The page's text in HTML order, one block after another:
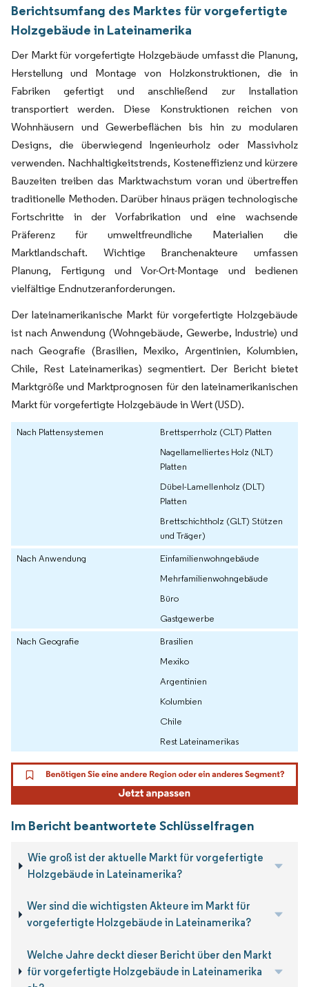
Berichtsumfang des Marktes für vorgefertigte
Holzgebäude in Lateinamerika
Der Markt für vorgefertigte Holzgebäude umfasst die Planung,
Herstellung und Montage von Holzkonstruktionen, die in
Fabriken gefertigt und anschließend zur Installation
transportiert werden. Diese Konstruktionen reichen von
Wohnhäusern und Gewerbeflächen bis hin zu modularen
Designs, die überwiegend Ingenieurholz oder Massivholz
verwenden. Nachhaltigkeitstrends, Kosteneffizienz und kürzere
Bauzeiten treiben das Marktwachstum voran und übertreffen
traditionelle Methoden. Darüber hinaus prägen technologische
Fortschritte in der Vorfabrikation und eine wachsende
Präferenz für umweltfreundliche Materialien die
Marktlandschaft. Wichtige Branchenakteure umfassen
Planung, Fertigung und Vor-Ort-Montage und bedienen
vielfältige Endnutzeranforderungen.
Der lateinamerikanische Markt für vorgefertigte Holzgebäude
ist nach Anwendung (Wohngebäude, Gewerbe, Industrie) und
nach Geografie (Brasilien, Mexiko, Argentinien, Kolumbien,
Chile, Rest Lateinamerikas) segmentiert. Der Bericht bietet
Marktgröße und Marktprognosen für den lateinamerikanischen
Markt für vorgefertigte Holzgebäude in Wert (USD).
Nach Plattensystemen
Brettsperrholz (CLT) Platten
Nagellamelliertes Holz (NLT)
Platten
Dübel-Lamellenholz (DLT)
Platten
Brettschichtholz (GLT) Stützen
und Träger)
Nach Anwendung
Einfamilienwohngebäude
Mehrfamilienwohngebäude
Büro
Gastgewerbe
Nach Geografie
Brasilien
Mexiko
Argentinien
Kolumbien
Chile
Rest Lateinamerikas
Im Bericht beantwortete Schlüsselfragen
Wie groß ist der aktuelle Markt für vorgefertigte
Holzgebäude in Lateinamerika?
Wer sind die wichtigsten Akteure im Markt für
vorgefertigte Holzgebäude in Lateinamerika?
Welche Jahre deckt dieser Bericht über den Markt
für vorgefertigte Holzgebäude in Lateinamerika